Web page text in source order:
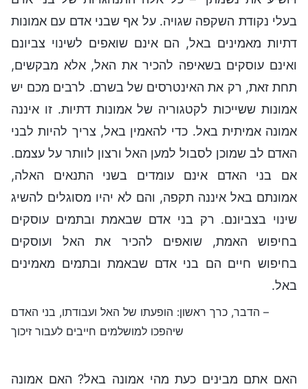
בעלי נקודת השקפה שגויה. על אף שבני אדם עם אמונות
דתיות מאמינים באל, הם אינם שואפים לשינוי צביונם
ואינם עוסקים בשאיפה להכיר את האל, אלא מבקשים,
תחת זאת, רק את האינטרסים של בשרם. לרבים מכם יש
אמונות ששייכות לקטגוריה של אמונות דתיות. זו איננה
אמונה אמיתית באל. כדי להאמין באל, צריך להיות לבני
האדם לב שמוכן לסבול למען האל ורצון לוותר על עצמם.
אם בני האדם אינם עומדים בשני התנאים האלה,
אמונתם באל איננה תקפה, והם לא יהיו מסוגלים להשיג
שינוי בצביונם. רק בני אדם שבאמת ובתמים עוסקים
בחיפוש האמת, שואפים להכיר את האל ועוסקים
בחיפוש חיים הם בני אדם שבאמת ובתמים מאמינים
באל.
– הדבר, כרך ראשון: הופעתו של האל ועבודתו, בני האדם
שיהפכו למושלמים חייבים לעבור זיכוך
האם אתם מבינים כעת מהי אמונה באל? האם אמונה